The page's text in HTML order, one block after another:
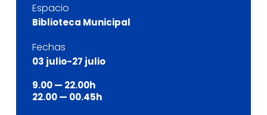
Espacio
Biblioteca Municipal
Fechas
03 julio-27 julio
9.00 — 22.00h
22.00 — 00.45h